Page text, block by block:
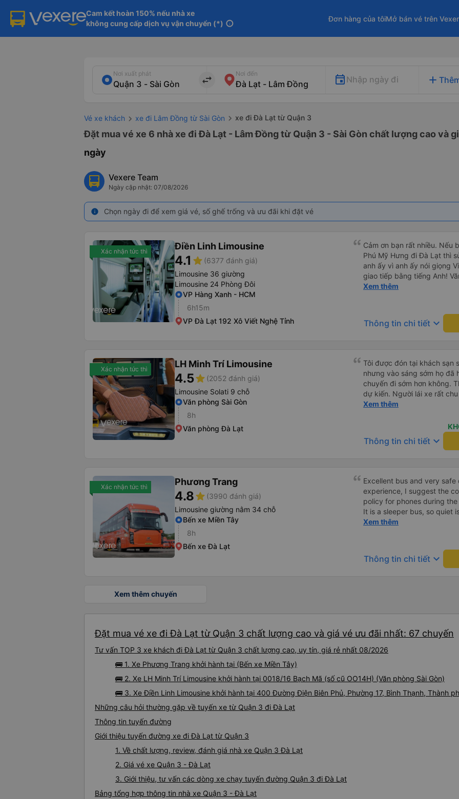
Cam kết hoàn 150% nếu nhà xe
không cung cấp dịch vụ vận chuyển (*) info
Đơn hàng của tôiMở bán vé trên
Nơi xuất phát
import_export
Nơi đến
Nhập ngày đi add
Vé xe khách xe đi Lâm Đồng từ Sài Gòn xe đi Đà Lạt từ Quận 3
Đặt mua vé xe 6 nhà xe đi Đà Lạt - Lâm Đồng từ Quận 3 - Sài Gòn chất lượng cao và
ngày
Vexere Team
Ngày cập nhật: 07/08/2026
info Chọn ngày đi để xem giá vé, số ghế trống và ưu đãi khi đặt vé
Xác nhận tức thì Điền Linh Limousine
4.1 star (6377 đánh giá)
Limousine 36 giường
Limousine 24 Phòng Đôi
VP Hàng Xanh - HCM
6h15m
VP Đà Lạt 192 Xô Viết Nghệ Tỉnh
Cảm ơn bạn rất nhiều. Nếu
Phú Mỹ Hưng đi Đà Lạt thì
anh ấy vì anh ấy nói giọng
giao tiếp bằng tiếng Anh!
trước khi lên xe, và mặc dù
hẹn. Vì bạn đang ở trên xe
họ, dù tài xế hoặc người
chỉ nên chỉ cần hiển thị địa
sự đánh giá cao mọi thứ.
chỉ cần đặt xe khách ở đây.
được một chút tiếng Anh.
bắt xe buýt. Tôi chỉ đợi ở
tâm. Chỉ vài phút sau, tôi
Viên chức mang vé đến và
thân thiện. Tài xế xe buýt
tôi hỏi mọi người, tôi có thể
Họ có dịch vụ đưa đón nên
cho xem địa chỉ khách
đúng nơi. Tôi thực sự đánh
gặp bạn lần nữa.
Xem thêm
Thông tin chi tiết keyboard_arrow_down
Xác nhận tức thì LH Minh Trí Limousine
4.5star (2052 đánh giá)
Limousine Solati 9 chỗ
Văn phòng Sài Gòn
8h
Văn phòng Đà Lạt
Tôi được đón tại khách sạn
nhưng vào sáng sớm họ đã
chuyến đi sớm hơn không.
dự kiến. Người lái xe rất
nói được nhiều tiếng Anh
cửa sổ có mái che để dễ
chăn và nước. Người lái
đường vòng nhỏ để thả
Xem thêm
Thông tin chi tiết keyboard_arrow_down
Xác nhận tức thì Phương Trang
4.8star (3990 đánh giá)
Limousine giường nằm 34 chỗ
Bến xe Miền Tây
8h
Bến xe Đà Lạt
Excellent bus and very
experience, I suggest the
policy for phones during
It is a sleeper bus, so quiet
Wi-Fi password clearly
hơn, tôi góp ý nhà xe nên
lặng (tắt âm thanh điện
Xem thêm
Thông tin chi tiết keyboard_arrow_down
Xem thêm chuyến
Đặt mua vé xe đi Đà Lạt từ Quận 3 chất lượng cao và giá vé ưu đãi nhất: 67 chuyến
Tư vấn TOP 3 xe khách đi Đà Lạt từ Quận 3 chất lượng cao, uy tín, giá rẻ nhất 08/2026
🚌 1. Xe Phương Trang khởi hành tại (Bến xe Miền Tây)
🚌 2. Xe LH Minh Trí Limousine khởi hành tại 0018/16 Bạch Mã (số cũ OO14H) (Văn phòng Sài Gòn)
🚌 3. Xe Điền Linh Limousine khởi hành tại 400 Đường Điện Biên Phủ, Phường 17, Bình Thạnh, Thành
Những câu hỏi thường gặp về tuyến xe từ Quận 3 đi Đà Lạt
Thông tin tuyến đường
Giới thiệu tuyến đường xe đi Đà Lạt từ Quận 3
1. Về chất lượng, review, đánh giá nhà xe Quận 3 Đà Lạt
2. Giá vé xe Quận 3 - Đà Lạt
3. Giới thiệu, tư vấn các dòng xe chạy tuyến đường Quận 3 đi Đà Lạt
Bảng tổng hợp thông tin nhà xe Quận 3 - Đà Lạt